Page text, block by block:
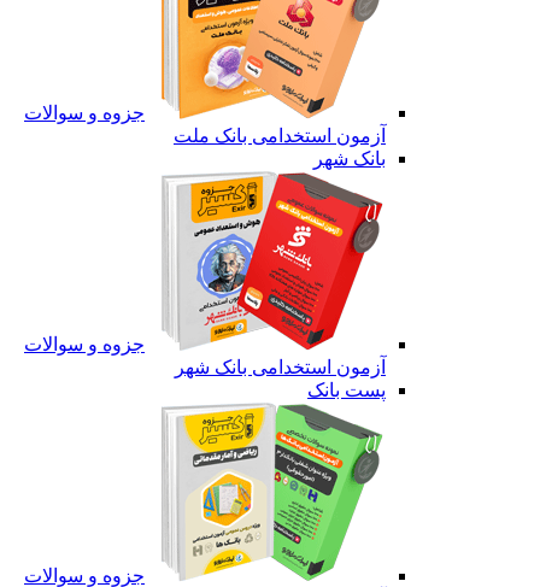
جزوه و سوالات
آزمون استخدامی بانک ملت
بانک شهر
جزوه و سوالات
آزمون استخدامی بانک شهر
پست بانک
جزوه و سوالات